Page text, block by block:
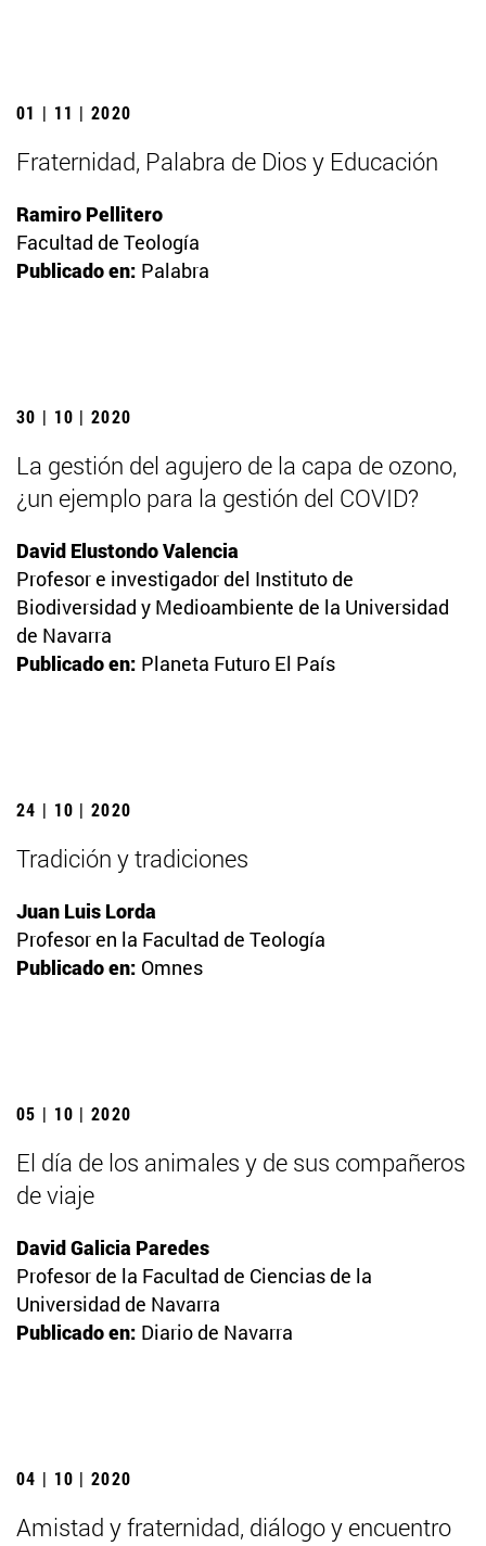
01 | 11 | 2020
Fraternidad, Palabra de Dios y Educación
Ramiro Pellitero
Facultad de Teología
Publicado en: Palabra
30 | 10 | 2020
La gestión del agujero de la capa de ozono,
¿un ejemplo para la gestión del COVID?
David Elustondo Valencia
Profesor e investigador del Instituto de
Biodiversidad y Medioambiente de la Universidad
de Navarra
Publicado en: Planeta Futuro El País
24 | 10 | 2020
Tradición y tradiciones
Juan Luis Lorda
Profesor en la Facultad de Teología
Publicado en: Omnes
05 | 10 | 2020
El día de los animales y de sus compañeros
de viaje
David Galicia Paredes
Profesor de la Facultad de Ciencias de la
Universidad de Navarra
Publicado en: Diario de Navarra
04 | 10 | 2020
Amistad y fraternidad, diálogo y encuentro